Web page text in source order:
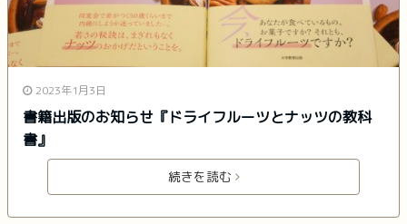
2023年1月3日
書籍出版のお知らせ『ドライフルーツとナッツの教科
書』
続きを読む